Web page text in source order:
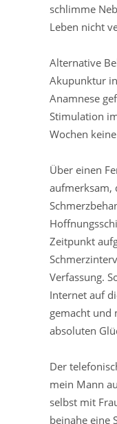
schlimme
Leben nicht
Alternative
Akupunktur
Anamnese
Stimulation
Wochen
Über einen
aufmerksam,
Zeitpunkt
Verfassung.
Internet auf
gemacht und
absoluten
Der
mein Mann
selbst mit
beinahe eine